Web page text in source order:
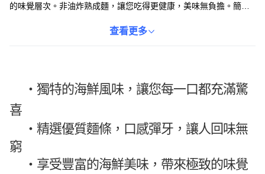
的味覺層次。非油炸熟成麵，讓您吃得更健康，美味無負擔。簡單
擇。獨立調味粉包，讓您自由調整鹹淡，打造專屬的美味體驗。採
查看更多
・獨特的海鮮風味，讓您每一口都充滿驚
喜
・ 精選優質麵條，口感彈牙，讓人回味無
窮
・ 享受豐富的海鮮美味，帶來極致的味覺